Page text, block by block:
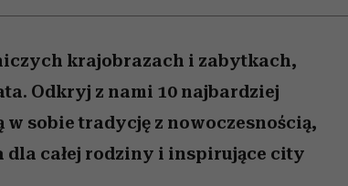
krajobrazach i zabytkach,
Odkryj z nami 10 najbardziej
w sobie tradycję z nowoczesnością,
dla całej rodziny i inspirujące city